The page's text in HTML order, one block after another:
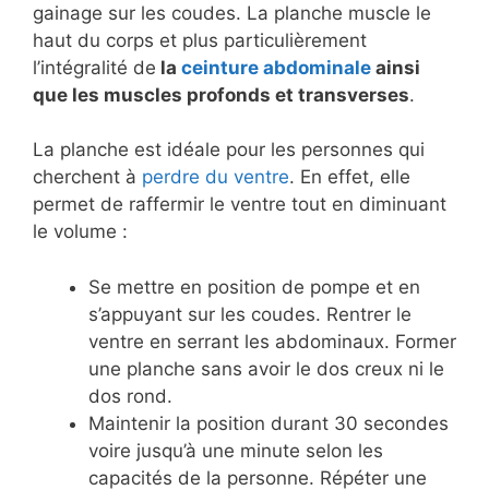
gainage sur les coudes. La planche muscle le
haut du corps et plus particulièrement
l’intégralité de la ceinture abdominale ainsi
que les muscles profonds et transverses.
La planche est idéale pour les personnes qui
cherchent à perdre du ventre. En effet, elle
permet de raffermir le ventre tout en diminuant
le volume :
Se mettre en position de pompe et en
s’appuyant sur les coudes. Rentrer le
ventre en serrant les abdominaux. Former
une planche sans avoir le dos creux ni le
dos rond.
Maintenir la position durant 30 secondes
voire jusqu’à une minute selon les
capacités de la personne. Répéter une